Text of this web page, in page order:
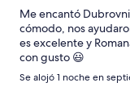
Me encantó
cómodo, nos
es excelente y
con gusto 😃
Se alojó 1 noche en